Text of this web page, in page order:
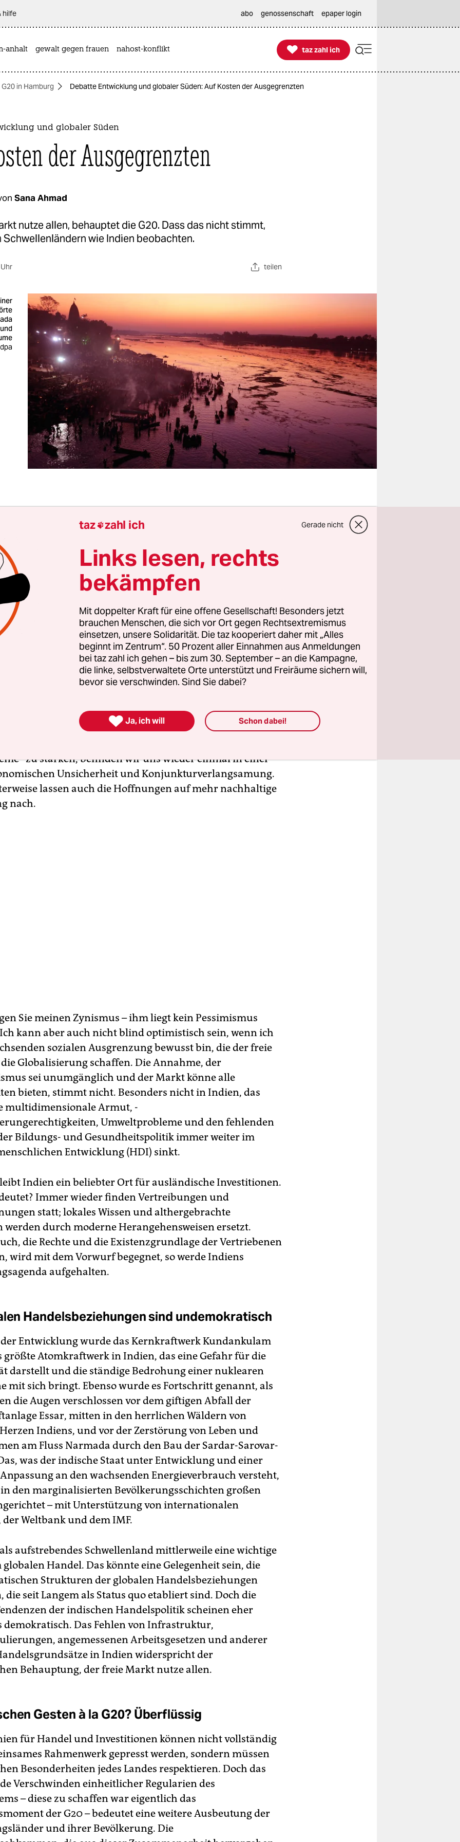
hilfe abo genossenschaft epaper login
anhalt gewalt gegen frauen nahost-konflikt 
taz zahl ich
taz zahl ich
G20 in Hamburg Debatte Entwicklung und globaler Süden: Auf Kosten der Ausgegrenzten
und globaler Süden
der Ausgegrenzten
Sana Ahmad
nutze allen, behauptet die G20. Dass das nicht stimmt,
Schwellenländern wie Indien beobachten.
teilen
Kommunikation, Partnerschaft und Engagement
nur noch symbolische Worte, die eine Welt voller
und Zusammenarbeit darstellen sollen. Aber
und Zusammenarbeit können nicht auf einen freien
Interessen aufgebaut werden. Sie können
in einer Zeit vorgetäuscht werden, in der
die globalisierte Welt dominieren – auf Kosten
Grundrechte.
genug über die Ungleichheiten geschrieben, die in
Teilen der Welt aufkeimen. Die Welt ist voller politischer
Krisen, Umweltbelastungen und zunehmenden
Nachhaltigkeit und Verantwortung. Obwohl sich
stärksten Länder bei G20-Gipfeln schon elf Mal
zu stärken, befinden wir uns wieder einmal in einer
Unsicherheit und Konjunkturverlangsamung.
lassen auch die Hoffnungen auf mehr nachhaltige
nach.
Sie meinen Zynismus – ihm liegt kein Pessimismus
kann aber auch nicht blind optimistisch sein, wenn ich
sozialen Ausgrenzung bewusst bin, die der freie
Globalisierung schaffen. Die Annahme, der
sei unumgänglich und der Markt könne alle
bieten, stimmt nicht. Besonders nicht in Indien, das
multidimensionale Armut,
Umweltprobleme und den fehlenden
Bildungs- und Gesundheitspolitik immer weiter im
Entwicklung (HDI) sinkt.
Indien ein beliebter Ort für ausländische Investitionen.
Immer wieder finden Vertreibungen und
statt; lokales Wissen und althergebrachte
werden durch moderne Herangehensweisen ersetzt.
die Rechte und die Existenzgrundlage der Vertriebenen
wird mit dem Vorwurf begegnet, so werde Indiens
aufgehalten.
Handelsbeziehungen sind undemokratisch
Entwicklung wurde das Kernkraftwerk Kundankulam
größte Atomkraftwerk in Indien, das eine Gefahr für die
darstellt und die ständige Bedrohung einer nuklearen
mit sich bringt. Ebenso wurde es Fortschritt genannt, als
die Augen verschlossen vor dem giftigen Abfall der
Essar, mitten in den herrlichen Wäldern von
Indiens, und vor der Zerstörung von Leben und
am Fluss Narmada durch den Bau der Sardar-Sarovar-
was der indische Staat unter Entwicklung und einer
an den wachsenden Energieverbrauch versteht,
den marginalisierten Bevölkerungsschichten großen
– mit Unterstützung von internationalen
Weltbank und dem IMF.
aufstrebendes Schwellenland mittlerweile eine wichtige
Handel. Das könnte eine Gelegenheit sein, die
Strukturen der globalen Handelsbeziehungen
die seit Langem als Status quo etabliert sind. Doch die
der indischen Handelspolitik scheinen eher
demokratisch. Das Fehlen von Infrastruktur,
angemessenen Arbeitsgesetzen und anderer
in Indien widerspricht der
Behauptung, der freie Markt nutze allen.
Gesten à la G20? Überflüssig
für Handel und Investitionen können nicht vollständig
Rahmenwerk gepresst werden, sondern müssen
Besonderheiten jedes Landes respektieren. Doch das
Verschwinden einheitlicher Regularien des
– diese zu schaffen war eigentlich das
der G20 – bedeutet eine weitere Ausbeutung der
und ihrer Bevölkerung. Die
taz zahl ich Gerade nicht
Links lesen, rechts
bekämpfen
Mit doppelter Kraft für eine offene Gesellschaft! Besonders jetzt
brauchen Menschen, die sich vor Ort gegen Rechtsextremismus
einsetzen, unsere Solidarität. Die taz kooperiert daher mit „Alles
beginnt im Zentrum“. 50 Prozent aller Einnahmen aus Anmeldungen
bei taz zahl ich gehen – bis zum 30. September – an die Kampagne,
die linke, selbstverwaltete Orte unterstützt und Freiräume sichern will,
bevor sie verschwinden. Sind Sie dabei?
 Ja, ich will Schon dabei!